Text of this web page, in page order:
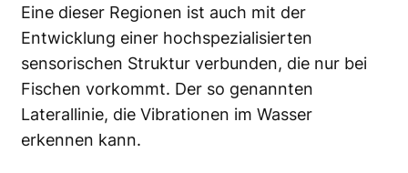
Eine dieser Regionen ist auch mit der
Entwicklung einer hochspezialisierten
sensorischen Struktur verbunden, die nur bei
Fischen vorkommt. Der so genannten
Laterallinie, die Vibrationen im Wasser
erkennen kann.